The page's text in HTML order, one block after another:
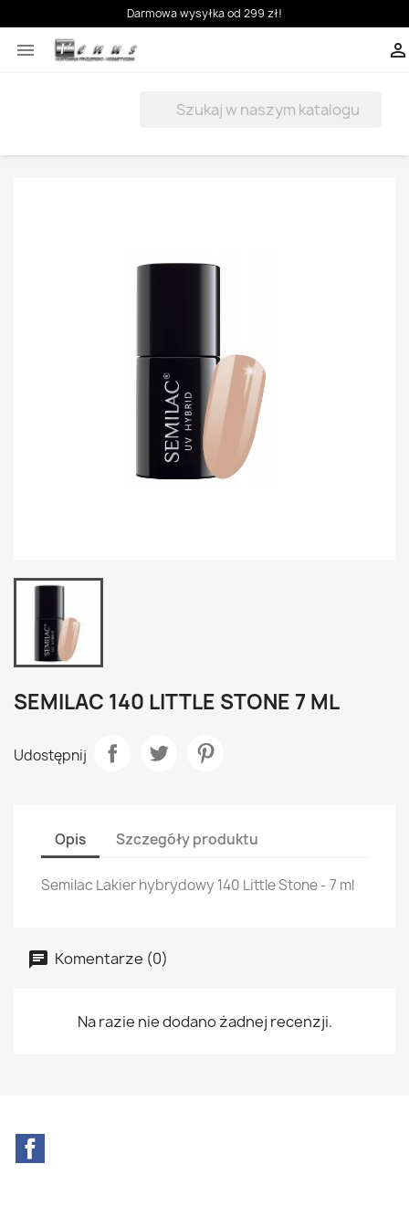
Darmowa wysyłka od 299 zł!
 
SEMILAC 140 LITTLE STONE 7 ML
Udostępnij
Opis Szczegóły produktu
Semilac Lakier hybrydowy 140 Little Stone - 7 ml
Komentarze (0)
Na razie nie dodano żadnej recenzji.